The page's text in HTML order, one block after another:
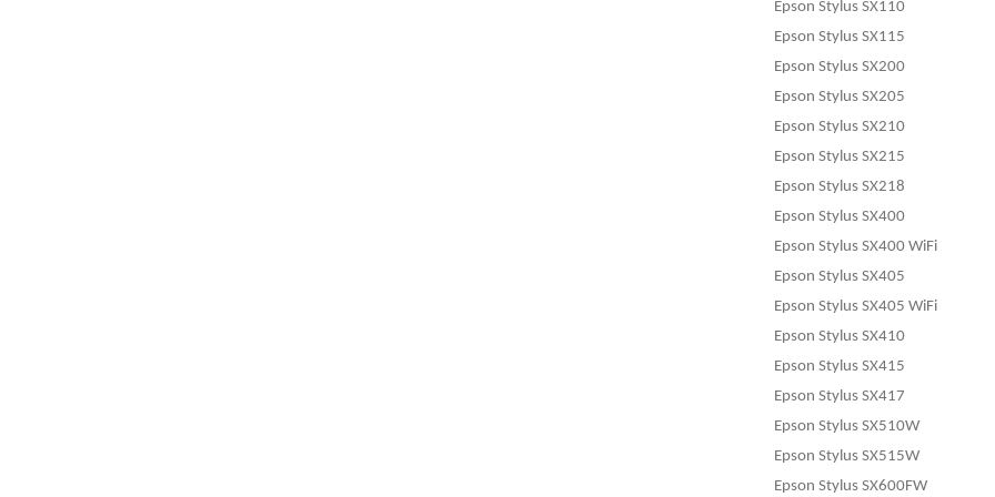
Epson Stylus SX110
Epson Stylus SX115
Epson Stylus SX200
Epson Stylus SX205
Epson Stylus SX210
Epson Stylus SX215
Epson Stylus SX218
Epson Stylus SX400
Epson Stylus SX400 WiFi
Epson Stylus SX405
Epson Stylus SX405 WiFi
Epson Stylus SX410
Epson Stylus SX415
Epson Stylus SX417
Epson Stylus SX510W
Epson Stylus SX515W
Epson Stylus SX600FW